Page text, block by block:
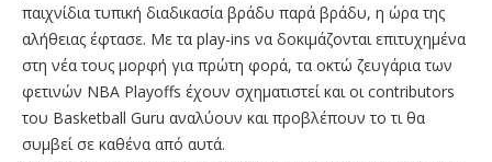
παιχνίδια τυπική διαδικασία βράδυ παρά βράδυ, η ώρα της
αλήθειας έφτασε. Με τα play-ins να δοκιμάζονται επιτυχημένα
στη νέα τους μορφή για πρώτη φορά, τα οκτώ ζευγάρια των
φετινών NBA Playoffs έχουν σχηματιστεί και οι contributors
του Basketball Guru αναλύουν και προβλέπουν το τι θα
συμβεί σε καθένα από αυτά.